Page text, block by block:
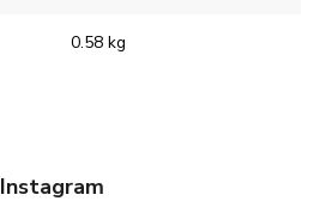
0.58 kg
Instagram